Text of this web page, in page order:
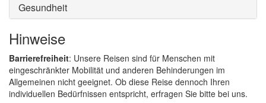
Gesundheit
Hinweise
Barrierefreiheit: Unsere Reisen sind für Menschen mit
eingeschränkter Mobilität und anderen Behinderungen im
Allgemeinen nicht geeignet. Ob diese Reise dennoch Ihren
individuellen Bedürfnissen entspricht, erfragen Sie bitte bei uns.